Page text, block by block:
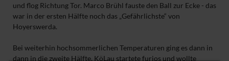
und flog Richtung Tor. Marco Brühl fauste den Ball zur Ecke - das
war in der ersten Hälfte noch das „Gefährlichste“ von
Hoyerswerda.
Bei weiterhin hochsommerlichen Temperaturen ging es dann in
dann in die zweite Hälfte. KöLau startete furios und wollte